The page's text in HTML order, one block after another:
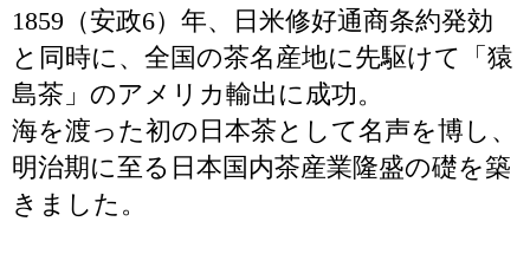
1859（安政6）年、日米修好通商条約発効
と同時に、全国の茶名産地に先駆けて「猿
島茶」のアメリカ輸出に成功。
海を渡った初の日本茶として名声を博し、
明治期に至る日本国内茶産業隆盛の礎を築
きました。